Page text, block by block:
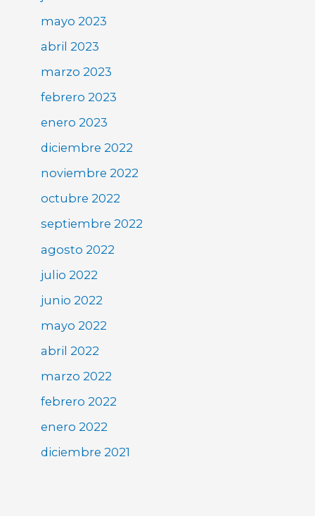
mayo 2023
abril 2023
marzo 2023
febrero 2023
enero 2023
diciembre 2022
noviembre 2022
octubre 2022
septiembre 2022
agosto 2022
julio 2022
junio 2022
mayo 2022
abril 2022
marzo 2022
febrero 2022
enero 2022
diciembre 2021